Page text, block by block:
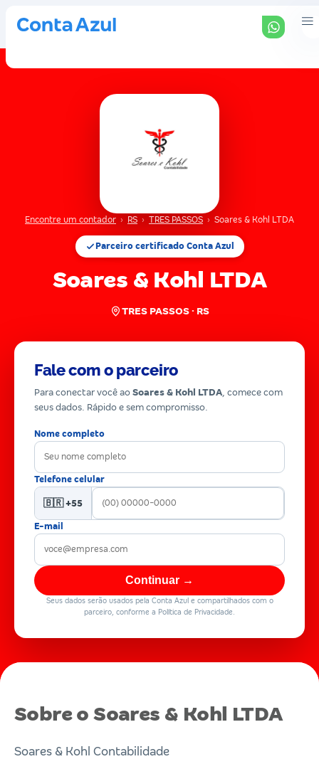
Encontre um contador › RS › TRES PASSOS › Soares & Kohl LTDA
Parceiro certificado Conta Azul
Soares & Kohl LTDA
TRES PASSOS · RS
Fale com o parceiro
Para conectar você ao Soares & Kohl LTDA, comece com
seus dados. Rápido e sem compromisso.
Nome completo
Telefone celular
🇧🇷 +55
E-mail
Continuar →
Seus dados serão usados pela Conta Azul e compartilhados com o
parceiro, conforme a Política de Privacidade.
Sobre o Soares & Kohl LTDA
Soares & Kohl Contabilidade